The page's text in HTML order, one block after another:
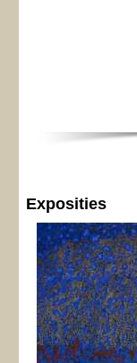
Exposities